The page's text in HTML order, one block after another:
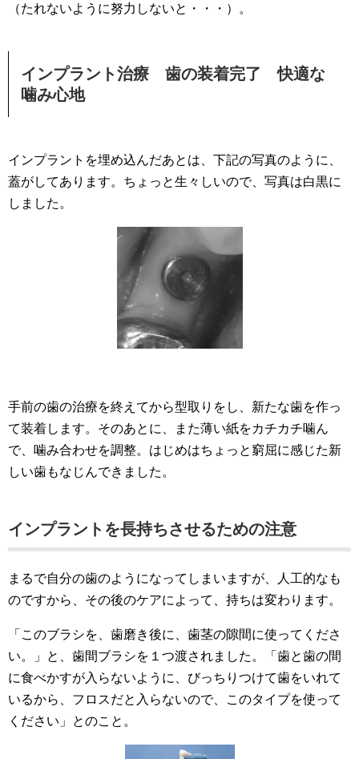
（たれないように努力しないと・・・）。
インプラント治療 歯の装着完了 快適な
噛み心地
インプラントを埋め込んだあとは、下記の写真のように、
蓋がしてあります。ちょっと生々しいので、写真は白黒に
しました。
手前の歯の治療を終えてから型取りをし、新たな歯を作っ
て装着します。そのあとに、また薄い紙をカチカチ噛ん
で、噛み合わせを調整。はじめはちょっと窮屈に感じた新
しい歯もなじんできました。
インプラントを長持ちさせるための注意
まるで自分の歯のようになってしまいますが、人工的なも
のですから、その後のケアによって、持ちは変わります。
「このブラシを、歯磨き後に、歯茎の隙間に使ってくださ
い。」と、歯間ブラシを１つ渡されました。「歯と歯の間
に食べかすが入らないように、びっちりつけて歯をいれて
いるから、フロスだと入らないので、このタイプを使って
ください」とのこと。